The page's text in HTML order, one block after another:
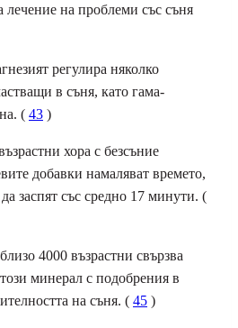
лечение на проблеми със съня
регулира няколко
в съня, като гама-
( 43 )
хора с безсъние
добавки намаляват времето,
заспят със средно 17 минути. (
4000 възрастни свързва
минерал с подобрения в
на съня. ( 45 )